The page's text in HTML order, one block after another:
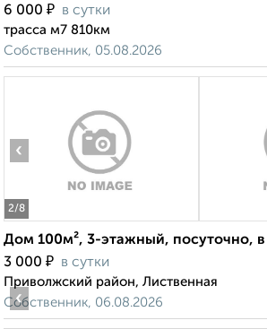
6 000 ₽ в сутки
трасса м7 810км
Собственник, 05.08.2026
2/8
‹
Дом 100м², 3-этажный, посуточно, в
3 000 ₽ в сутки
Приволжский район, Лиственная
Собственник, 06.08.2026
‹